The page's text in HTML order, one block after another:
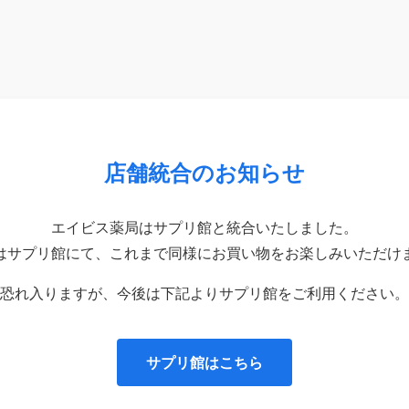
店舗統合のお知らせ
エイビス薬局はサプリ館と統合いたしました。
サプリ館にて、これまで同様にお買い物をお楽しみいただけ
恐れ入りますが、今後は下記よりサプリ館をご利用ください。
サプリ館はこちら